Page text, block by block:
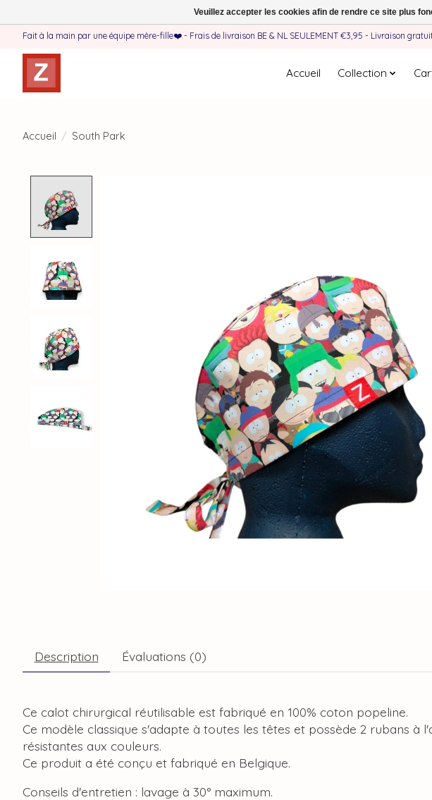
Fait à la main par une équipe mère-fille❤️ - Frais de livraison BE & NL SEULEMENT €3,95 - Livraison
Accueil Collection
Accueil / South Park
Description Évaluations (0)
Ce calot chirurgical réutilisable est fabriqué en 100% coton popeline.
Ce modèle classique s'adapte à toutes les têtes et possède 2 rubans
résistantes aux couleurs.
Ce produit a été conçu et fabriqué en Belgique.
Conseils d'entretien : lavage à 30° maximum.
Veuillez accepter les cookies afin de rendre ce site plus